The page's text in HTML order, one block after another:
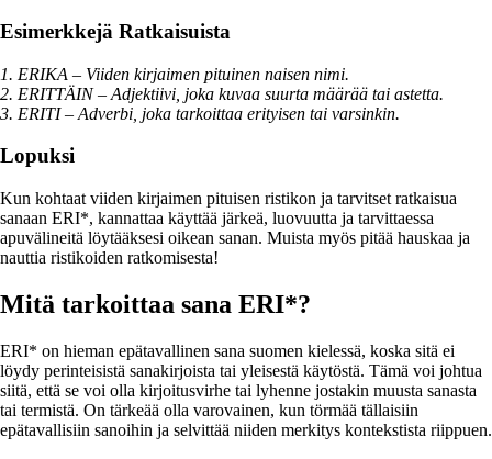
Esimerkkejä Ratkaisuista
1. ERIKA – Viiden kirjaimen pituinen naisen nimi.
2. ERITTÄIN – Adjektiivi, joka kuvaa suurta määrää tai astetta.
3. ERITI – Adverbi, joka tarkoittaa erityisen tai varsinkin.
Lopuksi
Kun kohtaat viiden kirjaimen pituisen ristikon ja tarvitset ratkaisua
sanaan ERI*, kannattaa käyttää järkeä, luovuutta ja tarvittaessa
apuvälineitä löytääksesi oikean sanan. Muista myös pitää hauskaa ja
nauttia ristikoiden ratkomisesta!
Mitä tarkoittaa sana ERI*?
ERI* on hieman epätavallinen sana suomen kielessä, koska sitä ei
löydy perinteisistä sanakirjoista tai yleisestä käytöstä. Tämä voi johtua
siitä, että se voi olla kirjoitusvirhe tai lyhenne jostakin muusta sanasta
tai termistä. On tärkeää olla varovainen, kun törmää tällaisiin
epätavallisiin sanoihin ja selvittää niiden merkitys kontekstista riippuen.